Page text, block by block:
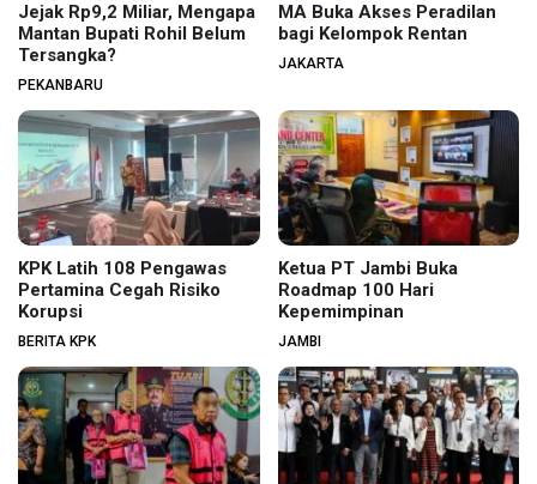
Jejak Rp9,2 Miliar, Mengapa
Mantan Bupati Rohil Belum
Tersangka?
PEKANBARU
MA Buka Akses Peradilan
bagi Kelompok Rentan
JAKARTA
KPK Latih 108 Pengawas
Pertamina Cegah Risiko
Korupsi
BERITA KPK
Ketua PT Jambi Buka
Roadmap 100 Hari
Kepemimpinan
JAMBI